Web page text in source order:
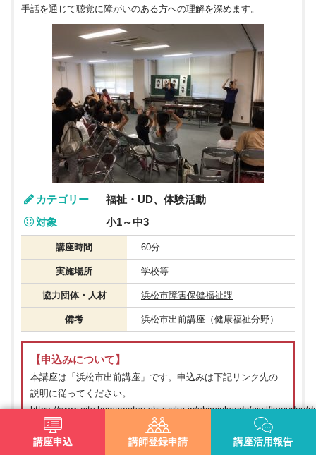
手話を通じて聴覚に障がいのある方への理解を深めます。
カテゴリー
福祉・UD、体験活動
対象
小1～中3
講座時間 60分
実施場所 学校等
協力団体・人材 浜松市障害保健福祉課
備考 浜松市出前講座（健康福祉分野）
【申込みについて】
本講座は「浜松市出前講座」です。申込みは下記リンク先の
説明に従ってください。
https://www.city.hamamatsu.shizuoka.jp/shiminkyodo/civil/kyoudou/
講座申込 講師登録申請 講座活用報告